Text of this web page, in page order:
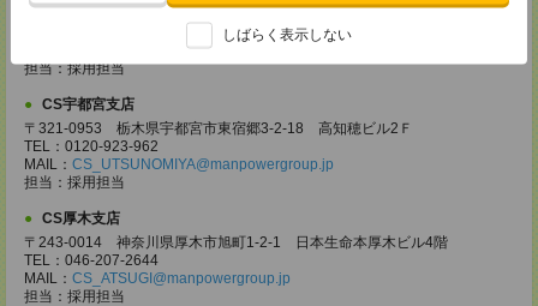
しばらく表示しない
CS_TAKASAKI@manpowergroup.jp
担当：採用担当
CS宇都宮支店
〒321-0953 栃木県宇都宮市東宿郷3-2-18 高知穂ビル2Ｆ
TEL：0120-923-962
MAIL： CS_UTSUNOMIYA@manpowergroup.jp
担当：採用担当
CS厚木支店
〒243-0014 神奈川県厚木市旭町1-2-1 日本生命本厚木ビル4階
TEL：046-207-2644
MAIL： CS_ATSUGI@manpowergroup.jp
担当：採用担当